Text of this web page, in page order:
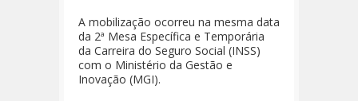
A mobilização ocorreu na mesma data
da 2ª Mesa Específica e Temporária
da Carreira do Seguro Social (INSS)
com o Ministério da Gestão e
Inovação (MGI).